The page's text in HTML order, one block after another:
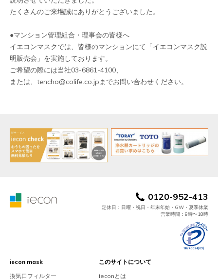
たくさんのご来場誠にありがとうございました。
●マンション管理組合・理事会の皆様へ
イエコンマスクでは、皆様のマンションにて「イエコンマスク説
明販売会」を実施しております。
ご希望の際には当社03-6861-4100、
または、tencho@colife.co.jpまでお問い合わせください。
0120-952-413
定休日：日曜・祝日・年末年始・GW・夏季休業
営業時間：9時〜18時
iecon mask
換気口フィルター
このサイトについて
ieconとは